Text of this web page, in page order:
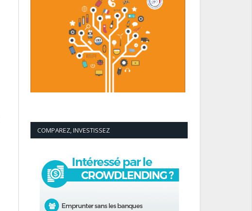
COMPAREZ, INVESTISSEZ